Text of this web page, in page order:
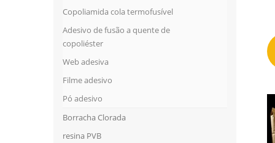
Copoliamida cola termofusível
Adesivo de fusão a quente de
copoliéster
Web adesiva
Filme adesivo
Pó adesivo
Borracha Clorada
resina PVB